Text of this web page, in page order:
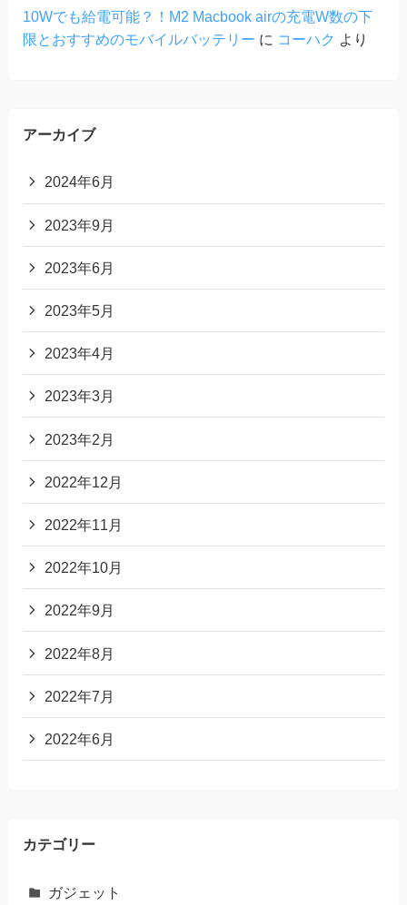
10Wでも給電可能？！M2 Macbook airの充電W数の下
限とおすすめのモバイルバッテリー に コーハク より
アーカイブ
2024年6月
2023年9月
2023年6月
2023年5月
2023年4月
2023年3月
2023年2月
2022年12月
2022年11月
2022年10月
2022年9月
2022年8月
2022年7月
2022年6月
カテゴリー
ガジェット